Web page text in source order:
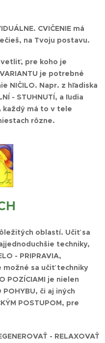
CVIČENIE má
na Tvoju postavu.
pre koho je
je potrebné
NIČILO. Napr. z hľadiska
- STUHNUTÍ, a ľudia
každý má to v tele
rôzne.
oblastí. Učiť sa
techniky,
- PRIPRAVIA,
možné sa učiť techniky
POZÍCIAMI je nielen
POHYBU, či aj iných
POSTUPOM, pre
- RELAXOVAŤ